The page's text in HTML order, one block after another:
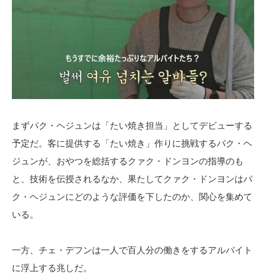
まずパク・ヘジュンは「たい焼き担当」としてデビューする
予定だ。客に提供する「たい焼き」作りに挑戦するパク・ヘ
ジュンが、おやつを総括するクァク・ドンヨンの指導のも
と、技術を伝授されるなか、果たしてクァク・ドンヨンはパ
ク・ヘジュンにどのような評価を下したのか、関心を集めて
いる。
一方、チェ・デフンは一人で百人分の働きをするアルバイト
に浮上する兆しだ。